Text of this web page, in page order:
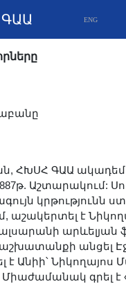
ENG
ՀԽՍՀ ԳԱԱ
Աշտարակում:
կրթությունն
է
արևելյան
անցել
է Անիի՝ Նիկողայոս
գրել